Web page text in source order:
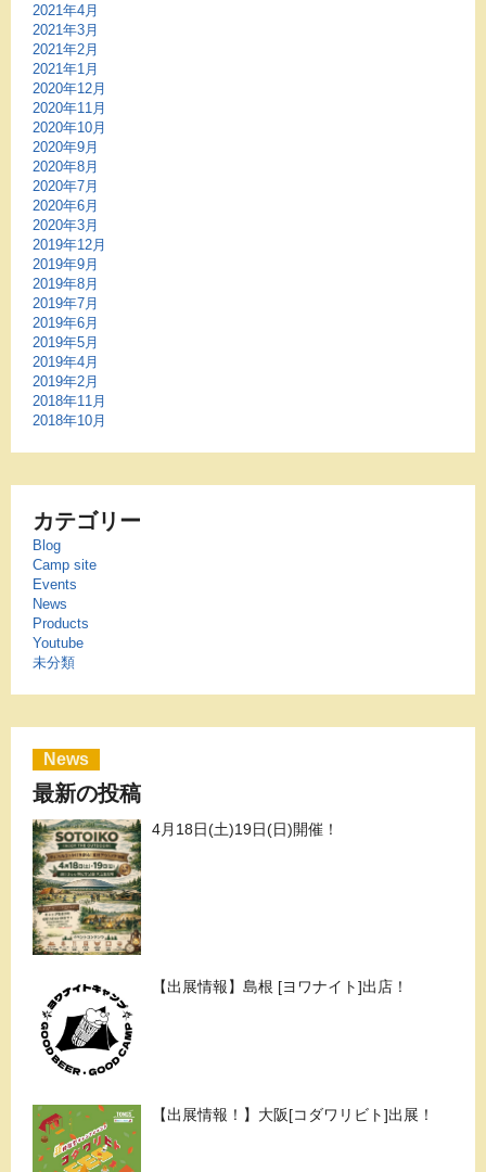
2021年4月
2021年3月
2021年2月
2021年1月
2020年12月
2020年11月
2020年10月
2020年9月
2020年8月
2020年7月
2020年6月
2020年3月
2019年12月
2019年9月
2019年8月
2019年7月
2019年6月
2019年5月
2019年4月
2019年2月
2018年11月
2018年10月
カテゴリー
Blog
Camp site
Events
News
Products
Youtube
未分類
News
最新の投稿
4月18日(土)19日(日)開催！
【出展情報】島根 [ヨワナイト]出店！
【出展情報！】大阪[コダワリビト]出展！